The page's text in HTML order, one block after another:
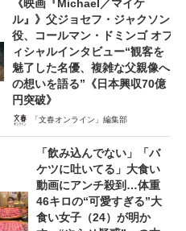
《映画『Michael／マイケ
ル』》父ジョセフ・ジャクソン
役、コールマン・ドミンゴ オフ
ィシャルインタビュー“観客を
魅了した名優、複雑な父親像へ
の想いを語る”《日本興収70億
円突破》
「文春オンライン」編集部
「飲み込んでない」「バ
ケツに吐いてる」大食い
動画にアンチ殺到…体重
46キロの“可愛すぎる”大
食い女子（24）が明か